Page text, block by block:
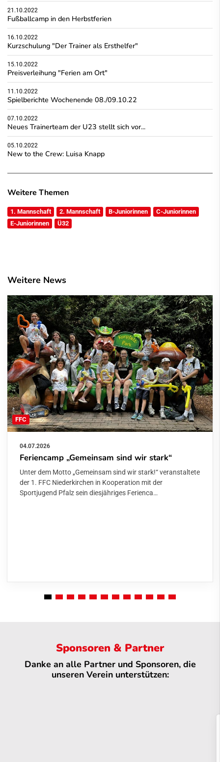
21.10.2022
Fußballcamp in den Herbstferien
16.10.2022
Kurzschulung "Der Trainer als Ersthelfer"
15.10.2022
Preisverleihung "Ferien am Ort"
11.10.2022
Spielberichte Wochenende 08./09.10.22
07.10.2022
Neues Trainerteam der U23 stellt sich vor...
05.10.2022
New to the Crew: Luisa Knapp
Weitere Themen
1. Mannschaft 2. Mannschaft B-Juniorinnen
C-Juniorinnen
E-Juniorinnen
Ü32
Weitere News
FFC
04.07.2026
Feriencamp „Gemeinsam sind wir stark“
Unter dem Motto „Gemeinsam sind wir stark!“ veranstaltete
der 1. FFC Niederkirchen in Kooperation mit der
Sportjugend Pfalz sein diesjähriges Ferienca…
Sponsoren & Partner
Danke an alle Partner und Sponsoren, die
unseren Verein unterstützen: